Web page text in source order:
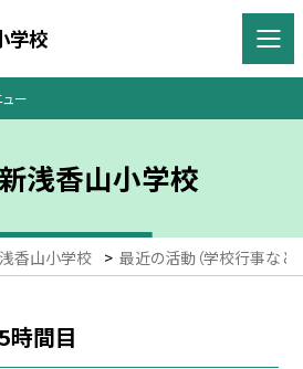
学校
ー
浅香山小学校
香山小学校 > 最近の活動（学校行事など）
時間目